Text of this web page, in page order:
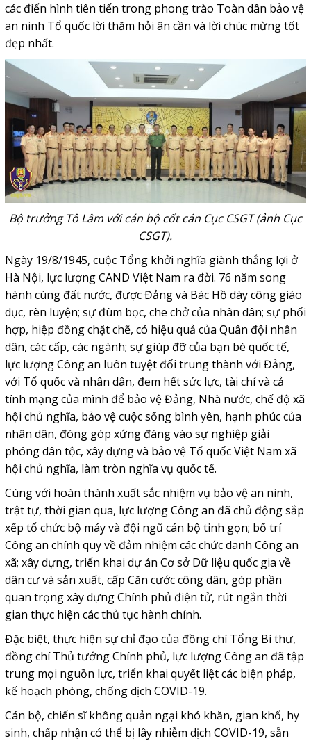
các điển hình tiên tiến trong phong trào Toàn dân bảo vệ
an ninh Tổ quốc lời thăm hỏi ân cần và lời chúc mừng tốt
đẹp nhất.
Bộ trưởng Tô Lâm với cán bộ cốt cán Cục CSGT (ảnh Cục
CSGT).
Ngày 19/8/1945, cuộc Tổng khởi nghĩa giành thắng lợi ở
Hà Nội, lực lượng CAND Việt Nam ra đời. 76 năm song
hành cùng đất nước, được Đảng và Bác Hồ dày công giáo
dục, rèn luyện; sự đùm bọc, che chở của nhân dân; sự phối
hợp, hiệp đồng chặt chẽ, có hiệu quả của Quân đội nhân
dân, các cấp, các ngành; sự giúp đỡ của bạn bè quốc tế,
lực lượng Công an luôn tuyệt đối trung thành với Đảng,
với Tổ quốc và nhân dân, đem hết sức lực, tài chí và cả
tính mạng của mình để bảo vệ Đảng, Nhà nước, chế độ xã
hội chủ nghĩa, bảo vệ cuộc sống bình yên, hạnh phúc của
nhân dân, đóng góp xứng đáng vào sự nghiệp giải
phóng dân tộc, xây dựng và bảo vệ Tổ quốc Việt Nam xã
hội chủ nghĩa, làm tròn nghĩa vụ quốc tế.
Cùng với hoàn thành xuất sắc nhiệm vụ bảo vệ an ninh,
trật tự, thời gian qua, lực lượng Công an đã chủ động sắp
xếp tổ chức bộ máy và đội ngũ cán bộ tinh gọn; bố trí
Công an chính quy về đảm nhiệm các chức danh Công an
xã; xây dựng, triển khai dự án Cơ sở Dữ liệu quốc gia về
dân cư và sản xuất, cấp Căn cước công dân, góp phần
quan trọng xây dựng Chính phủ điện tử, rút ngắn thời
gian thực hiện các thủ tục hành chính.
Đặc biệt, thực hiện sự chỉ đạo của đồng chí Tổng Bí thư,
đồng chí Thủ tướng Chính phủ, lực lượng Công an đã tập
trung mọi nguồn lực, triển khai quyết liệt các biện pháp,
kế hoạch phòng, chống dịch COVID-19.
Cán bộ, chiến sĩ không quản ngại khó khăn, gian khổ, hy
sinh, chấp nhận có thể bị lây nhiễm dịch COVID-19, sẵn